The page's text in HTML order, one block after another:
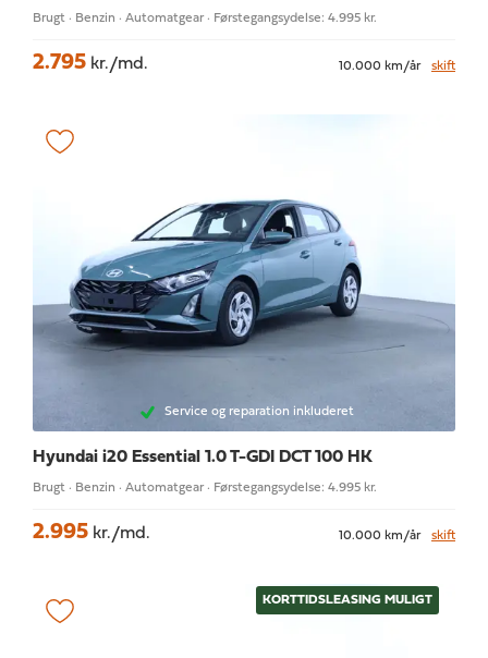
Brugt · Benzin · Automatgear · Førstegangsydelse: 4.995 kr.
2.795 kr./md. 10.000 km/år skift
Service og reparation inkluderet
Hyundai i20 Essential 1.0 T-GDI DCT 100 HK
Brugt · Benzin · Automatgear · Førstegangsydelse: 4.995 kr.
2.995 kr./md. 10.000 km/år skift
KORTTIDSLEASING MULIGT